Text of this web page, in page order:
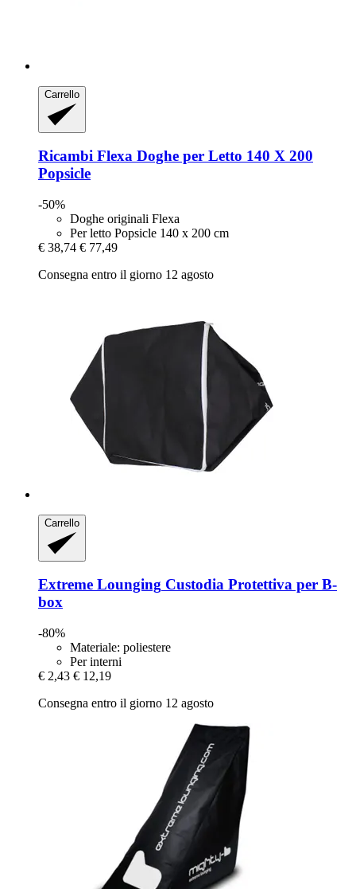
Carrello
Ricambi Flexa Doghe per Letto 140 X 200
Popsicle
-50%
Doghe originali Flexa
Per letto Popsicle 140 x 200 cm
€ 38,74 € 77,49
Consegna entro il giorno 12 agosto
Carrello
Extreme Lounging Custodia Protettiva per B-​
box
-80%
Materiale: poliestere
Per interni
€ 2,43 € 12,19
Consegna entro il giorno 12 agosto